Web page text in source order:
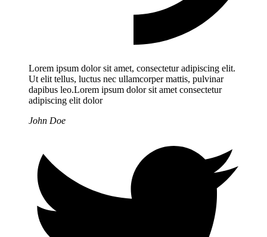
Lorem ipsum dolor sit amet, consectetur adipiscing elit.
Ut elit tellus, luctus nec ullamcorper mattis, pulvinar
dapibus leo.Lorem ipsum dolor sit amet consectetur
adipiscing elit dolor
John Doe